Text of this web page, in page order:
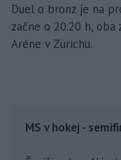
Duel o bronz je na
začne o 20.20 h, oba
Aréne v Zürichu.
MS v hokej -